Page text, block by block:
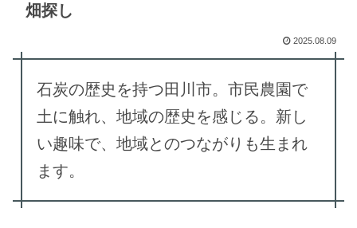
畑探し
2025.08.09
石炭の歴史を持つ田川市。市民農園で
土に触れ、地域の歴史を感じる。新し
い趣味で、地域とのつながりも生まれ
ます。